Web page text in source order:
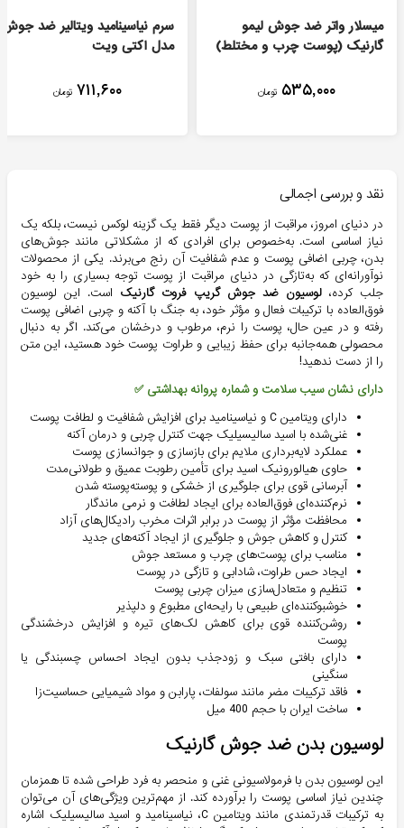
میسلار واتر ضد جوش لیمو
گارنیک (پوست چرب و مختلط)
۵۳۵,۰۰۰ تومان
سرم نیاسینامید ویتالیر ضد جوش
مدل اکتی ویت
۷۱۱,۶۰۰ تومان
نقد و بررسی اجمالی
در دنیای امروز، مراقبت از پوست دیگر فقط یک گزینه لوکس نیست، بلکه یک
نیاز اساسی است. به‌خصوص برای افرادی که از مشکلاتی مانند جوش‌های
بدن، چربی اضافی پوست و عدم شفافیت آن رنج می‌برند. یکی از محصولات
نوآورانه‌ای که به‌تازگی در دنیای مراقبت از پوست توجه بسیاری را به خود
جلب کرده،لوسیون ضد جوش گریپ فروت گارنیک است. این لوسیون
فوق‌العاده با ترکیبات فعال و مؤثر خود، به جنگ با آکنه و چربی اضافی پوست
رفته و در عین حال، پوست را نرم، مرطوب و درخشان می‌کند. اگر به دنبال
محصولی همه‌جانبه برای حفظ زیبایی و طراوت پوست خود هستید، این متن
را از دست ندهید!
دارای نشان سیب سلامت و شماره پروانه بهداشتی ✅
دارای ویتامین C و نیاسینامید برای افزایش شفافیت و لطافت پوست
غنی‌شده با اسید سالیسیلیک جهت کنترل چربی و درمان آکنه
عملکرد لایه‌برداری ملایم برای بازسازی و جوانسازی پوست
حاوی هیالورونیک اسید برای تأمین رطوبت عمیق و طولانی‌مدت
آبرسانی قوی برای جلوگیری از خشکی و پوسته‌پوسته شدن
نرم‌کننده‌ای فوق‌العاده برای ایجاد لطافت و نرمی ماندگار
محافظت مؤثر از پوست در برابر اثرات مخرب رادیکال‌های آزاد
کنترل و کاهش جوش و جلوگیری از ایجاد آکنه‌های جدید
مناسب برای پوست‌های چرب و مستعد جوش
ایجاد حس طراوت، شادابی و تازگی در پوست
تنظیم و متعادل‌سازی میزان چربی پوست
خوشبوکننده‌ای طبیعی با رایحه‌ای مطبوع و دلپذیر
روشن‌کننده قوی برای کاهش لک‌های تیره و افزایش درخشندگی
پوست
دارای بافتی سبک و زودجذب بدون ایجاد احساس چسبندگی یا
سنگینی
فاقد ترکیبات مضر مانند سولفات، پارابن و مواد شیمیایی حساسیت‌زا
ساخت ایران با حجم 400 میل
لوسیون بدن ضد جوش گارنیک
این لوسیون بدن با فرمولاسیونی غنی و منحصر به فرد طراحی شده تا همزمان
چندین نیاز اساسی پوست را برآورده کند. از مهم‌ترین ویژگی‌های آن می‌توان
به ترکیبات قدرتمندی مانند ویتامین C، نیاسینامید و اسید سالیسیلیک اشاره